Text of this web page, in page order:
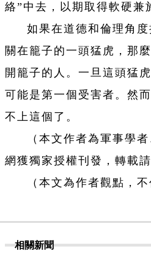
絡”中去，以期取得軟硬兼
如果在道德和倫理角
關在籠子的一頭猛虎，那
開籠子的人。一旦這頭猛
可能是第一個受害者。然
不上這個了。
（本文作者為軍事學
網獲獨家授權刊發，轉載請
（本文為作者觀點，
相關新聞